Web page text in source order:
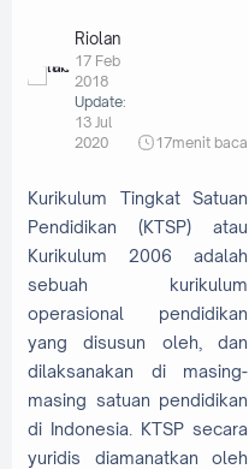
Riolan
17 Feb
2018
Update:
13 Jul
2020
17menit baca
Kurikulum Tingkat Satuan
Pendidikan (KTSP) atau
Kurikulum 2006 adalah
sebuah kurikulum
operasional pendidikan
yang disusun oleh, dan
dilaksanakan di masing-
masing satuan pendidikan
di Indonesia. KTSP secara
yuridis diamanatkan oleh